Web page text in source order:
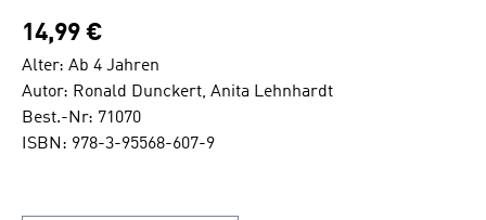
14,99 €
Alter: Ab 4 Jahren
Autor: Ronald Dunckert, Anita Lehnhardt
Best.-Nr: 71070
ISBN: 978-3-95568-607-9